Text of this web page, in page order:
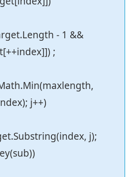
- 1 &&
;
j++)
j);